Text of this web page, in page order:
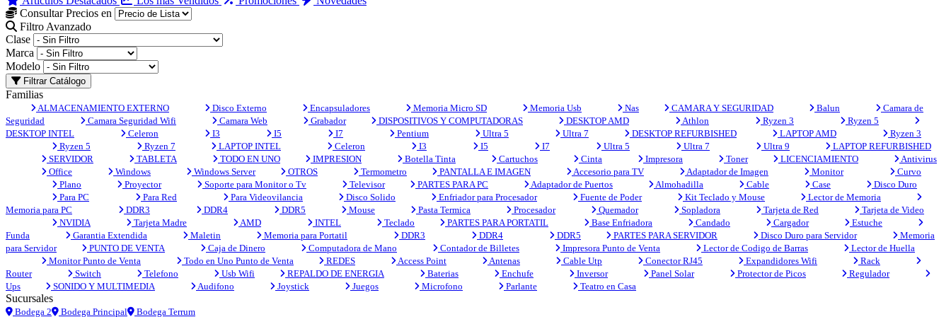
Consultar Precios en
Filtro Avanzado
Clase
Marca
Modelo
Filtrar Catálogo
Familias
ALMACENAMIENTO EXTERNO Disco Externo Encapsuladores Memoria Micro SD Memoria Usb Nas CAMARA Y SEGURIDAD Balun
Camara de
Seguridad
Camara Seguridad Wifi Camara Web Grabador DISPOSITIVOS Y COMPUTADORAS DESKTOP AMD Athlon Ryzen 3
Ryzen 5
DESKTOP INTEL
Celeron I3 I5 I7 Pentium Ultra 5 Ultra 7 DESKTOP REFURBISHED LAPTOP AMD
Ryzen 3
Ryzen 5
Ryzen 7 LAPTOP INTEL Celeron I3 I5 I7 Ultra 5 Ultra 7 Ultra 9
LAPTOP REFURBISHED
SERVIDOR
TABLETA TODO EN UNO IMPRESION Botella Tinta Cartuchos Cinta Impresora Toner LICENCIAMIENTO
Antivirus
Office
Windows Windows Server OTROS Termometro PANTALLA E IMAGEN Accesorio para TV Adaptador de Imagen Monitor
Curvo
Plano
Proyector Soporte para Monitor o Tv Televisor PARTES PARA PC Adaptador de Puertos Almohadilla Cable Case
Disco Duro
Para PC
Para Red Para Videovilancia Disco Solido Enfriador para Procesador Fuente de Poder Kit Teclado y Mouse
Lector de Memoria
Memoria para PC
DDR3 DDR4 DDR5 Mouse Pasta Termica Procesador Quemador Sopladora Tarjeta de Red
Tarjeta de Video
NVIDIA
Tarjeta Madre AMD INTEL Teclado PARTES PARA PORTATIL Base Enfriadora Candado Cargador
Estuche
Funda
Garantia Extendida Maletin Memoria para Portatil DDR3 DDR4 DDR5 PARTES PARA SERVIDOR Disco Duro para Servidor
Memoria
para Servidor
PUNTO DE VENTA Caja de Dinero Computadora de Mano Contador de Billetes Impresora Punto de Venta Lector de Codigo de Barras
Lector de Huella
Monitor Punto de Venta
Todo en Uno Punto de Venta REDES Access Point Antenas Cable Utp Conector RJ45 Expandidores Wifi
Rack
Router
Switch Telefono Usb Wifi REPALDO DE ENERGIA Baterias Enchufe Inversor Panel Solar Protector de Picos
Regulador
Ups
SONIDO Y MULTIMEDIA Audifono Joystick Juegos Microfono Parlante Teatro en Casa
Sucursales
Bodega 2 Bodega Principal Bodega Terrum